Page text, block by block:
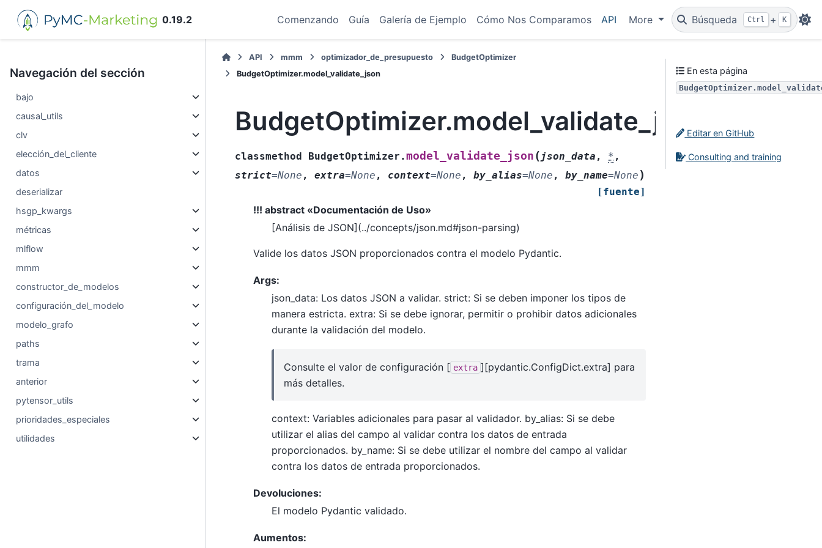
0.19.2 Comenzando Guía Galería de Ejemplo Cómo Nos Comparamos API More Búsqueda Ctrl + K
Navegación del sección
bajo
causal_utils
clv
elección_del_cliente
datos
deserializar
hsgp_kwargs
métricas
mlflow
mmm
constructor_de_modelos
configuración_del_modelo
modelo_grafo
paths
trama
anterior
pytensor_utils
prioridades_especiales
utilidades
API mmm optimizador_de_presupuesto
BudgetOptimizer
BudgetOptimizer.model_validate_json
BudgetOptimizer.model_validate_json
classmethod BudgetOptimizer.model_validate_json ( json_data , * ,
strict=None , extra=None , context=None , by_alias=None , by_name=None )
[fuente]
!!! abstract «Documentación de Uso»
[Análisis de JSON](../concepts/json.md#json-parsing)
Valide los datos JSON proporcionados contra el modelo Pydantic.
Args:
json_data: Los datos JSON a validar. strict: Si se deben imponer los tipos de
manera estricta. extra: Si se debe ignorar, permitir o prohibir datos adicionales
durante la validación del modelo.
Consulte el valor de configuración [ extra ][pydantic.ConfigDict.extra] para
más detalles.
context: Variables adicionales para pasar al validador. by_alias: Si se debe
utilizar el alias del campo al validar contra los datos de entrada
proporcionados. by_name: Si se debe utilizar el nombre del campo al validar
contra los datos de entrada proporcionados.
Devoluciones:
El modelo Pydantic validado.
Aumentos:
En esta página
Editar en GitHub
Consulting and training